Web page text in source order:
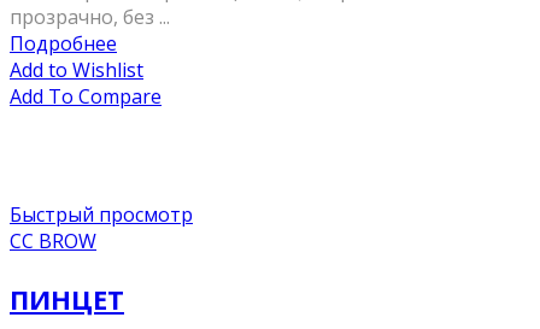
прозрачно, без ...
Подробнее
Add to Wishlist
Add To Compare
Быстрый просмотр
CC BROW
ПИНЦЕТ